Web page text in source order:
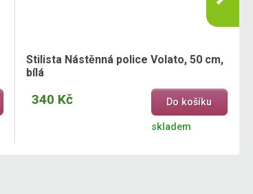
Stilista Nástěnná police Volato, 50 cm,
bílá
340 Kč Do košíku
skladem